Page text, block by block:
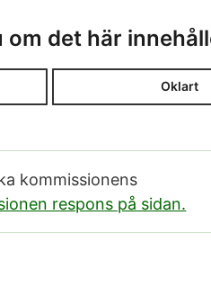
om det här
Oklart
kommissionens
respons på sidan.